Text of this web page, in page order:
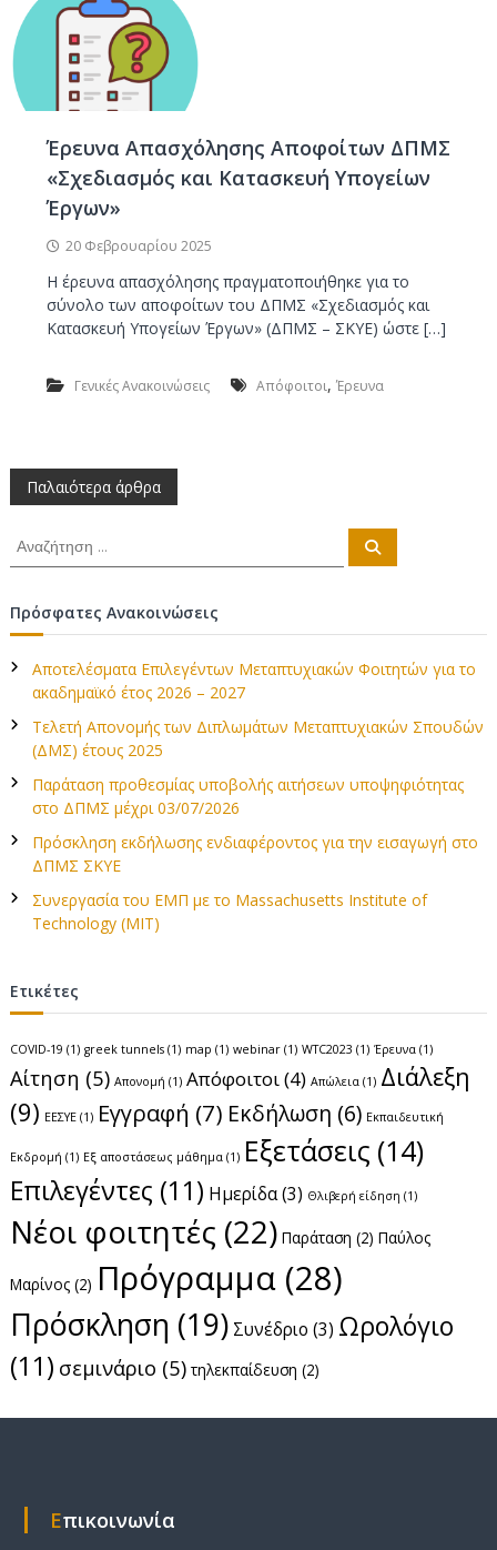
Έρευνα Απασχόλησης Αποφοίτων ΔΠΜΣ
«Σχεδιασμός και Κατασκευή Υπογείων
Έργων»
20 Φεβρουαρίου 2025
Η έρευνα απασχόλησης πραγματοποιήθηκε για το
σύνολο των αποφοίτων του ΔΠΜΣ «Σχεδιασμός και
Κατασκευή Υπογείων Έργων» (ΔΠΜΣ – ΣΚΥΕ) ώστε […]
Γενικές Ανακοινώσεις Απόφοιτοι, Έρευνα
Π
λ
ή
η
σ
η
ά
θ
ρ
ω
ν
Παλαιότερα άρθρα
ν
ζ
ή
η
η
α
Α
η
η
Πρόσφατες Ανακοινώσεις
Αποτελέσματα Επιλεγέντων Μεταπτυχιακών Φοιτητών για το
ακαδημαϊκό έτος 2026 – 2027
Τελετή Απονομής των Διπλωμάτων Μεταπτυχιακών Σπουδών
(ΔΜΣ) έτους 2025
Παράταση προθεσμίας υποβολής αιτήσεων υποψηφιότητας
στο ΔΠΜΣ μέχρι 03/07/2026
Πρόσκληση εκδήλωσης ενδιαφέροντος για την εισαγωγή στο
ΔΠΜΣ ΣΚΥΕ
Συνεργασία του ΕΜΠ με το Massachusetts Institute of
Technology (MIT)
Ετικέτες
COVID-19 (1) greek tunnels(1) map (1) webinar(1) WTC2023 (1) Έρευνα(1)
Αίτηση (5) Απονομή (1) Απόφοιτοι(4) Απώλεια(1) Διάλεξη
(9) ΕΕΣΥΕ(1) Εγγραφή (7) Εκδήλωση (6) Εκπαιδευτική
Εκδρομή (1) Εξ αποστάσεως μάθημα(1) Εξετάσεις (14)
Επιλεγέντες (11) Ημερίδα(3) Θλιβερή είδηση (1)
Νέοι φοιτητές (22) Παράταση (2) Παύλος
Μαρίνος(2) Πρόγραμμα(28)
Πρόσκληση (19) Συνέδριο (3) Ωρολόγιο
(11) σεμινάριο (5) τηλεκπαίδευση (2)
Επικοινωνία